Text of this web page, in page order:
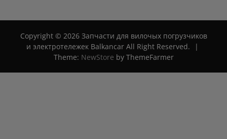
Copyright © 2026 Запчасти для вилочых погрузчиков
и электротележек Balkancar All Right Reserved.
|
Theme: NewStore by ThemeFarmer